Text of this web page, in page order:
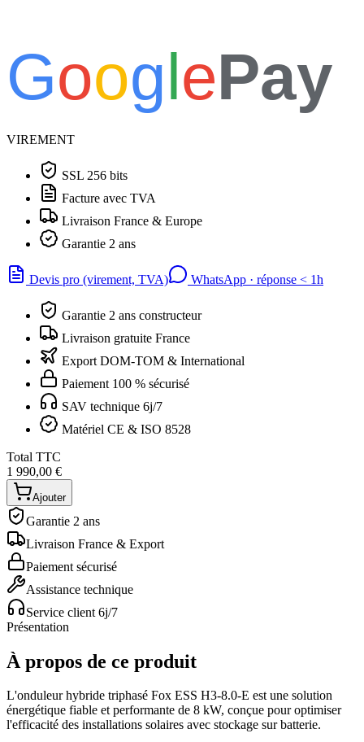
GooglePay
VIREMENT
SSL 256 bits
Facture avec TVA
Livraison France & Europe
Garantie 2 ans
Devis pro (virement, TVA) WhatsApp · réponse < 1h
Garantie 2 ans constructeur
Livraison gratuite France
Export DOM-TOM & International
Paiement 100 % sécurisé
SAV technique 6j/7
Matériel CE & ISO 8528
Total TTC
1 990,00 €
Ajouter
Garantie 2 ans
Livraison France & Export
Paiement sécurisé
Assistance technique
Service client 6j/7
Présentation
À propos de ce produit
L'onduleur hybride triphasé Fox ESS H3-8.0-E est une solution
énergétique fiable et performante de 8 kW, conçue pour optimiser
l'efficacité des installations solaires avec stockage sur batterie.